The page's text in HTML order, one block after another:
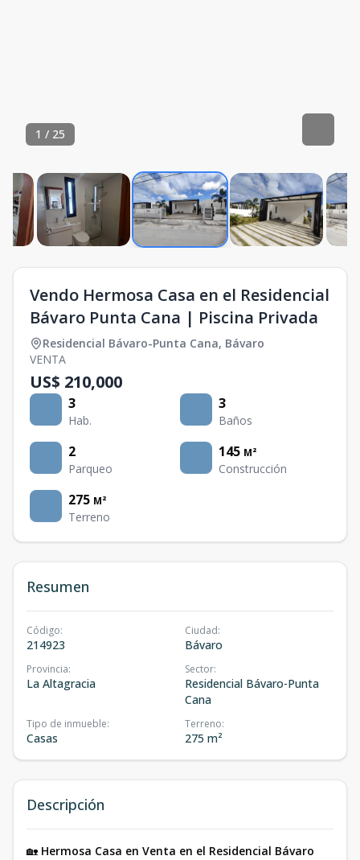
1 / 25
Vendo Hermosa Casa en el Residencial
Bávaro Punta Cana | Piscina Privada
Residencial Bávaro-Punta Cana, Bávaro
VENTA
US$ 210,000
3
Hab.
3
Baños
2
Parqueo
145 M²
Construcción
275 M²
Terreno
Resumen
Código:
214923
Ciudad:
Bávaro
Provincia:
La Altagracia
Sector:
Residencial Bávaro-Punta
Cana
Tipo de inmueble:
Casas
Terreno:
275 m²
Descripción
🏡 Hermosa Casa en Venta en el Residencial Bávaro